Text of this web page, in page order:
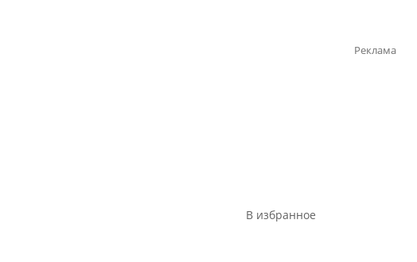
В избранное
Реклама
Реклама